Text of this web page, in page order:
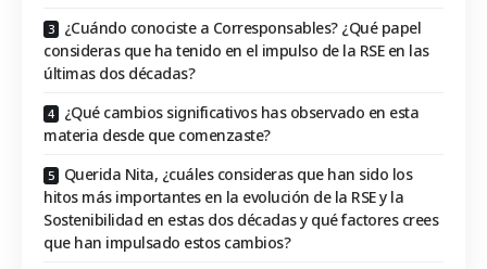
¿Cuándo conociste a Corresponsables? ¿Qué papel
consideras que ha tenido en el impulso de la RSE en las
últimas dos décadas?
¿Qué cambios significativos has observado en esta
materia desde que comenzaste?
Querida Nita, ¿cuáles consideras que han sido los
hitos más importantes en la evolución de la RSE y la
Sostenibilidad en estas dos décadas y qué factores crees
que han impulsado estos cambios?